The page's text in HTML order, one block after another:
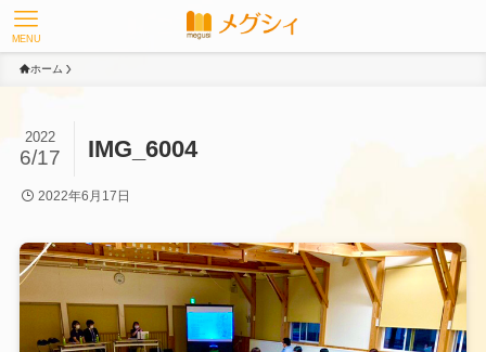
MENU
ホーム
IMG_6004
2022
6/17
2022年6月17日